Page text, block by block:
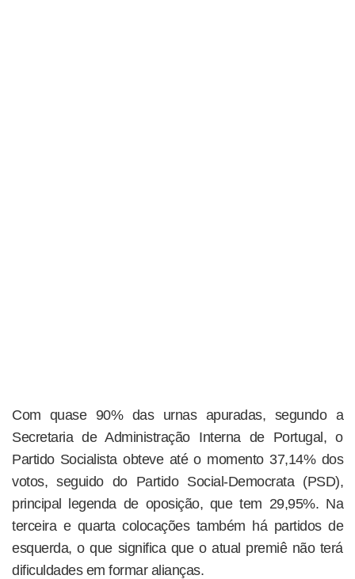
Com quase 90% das urnas apuradas, segundo a
Secretaria de Administração Interna de Portugal, o
Partido Socialista obteve até o momento 37,14% dos
votos, seguido do Partido Social-Democrata (PSD),
principal legenda de oposição, que tem 29,95%. Na
terceira e quarta colocações também há partidos de
esquerda, o que significa que o atual premiê não terá
dificuldades em formar alianças.